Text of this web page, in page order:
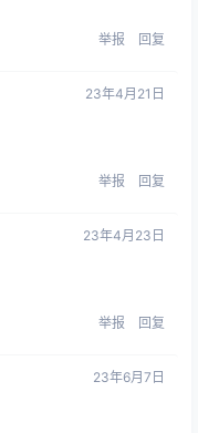
举报 回复
23年4月21日
举报 回复
23年4月23日
举报 回复
23年6月7日